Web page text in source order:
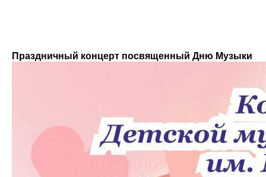
Праздничный концерт посвященный Дню Музыки